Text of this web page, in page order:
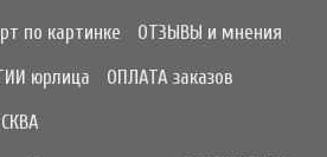
по картинке
ОТЗЫВЫ и мнения
юрлица
ОПЛАТА заказов